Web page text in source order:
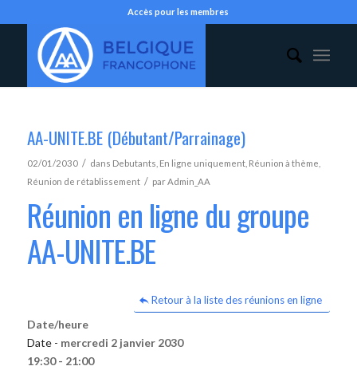
Accès pour les membres
AA-UNITE.BE (Débutant/Parrainage)
02/01/2030 / dans Debutants En ligne uniquement, Réunion à thème
Réunion de rétablissement / parAdmin_AA
Réunion en ligne du groupe
AA-UNITE.BE
Retour à la liste des réunions en ligne
Date/heure
Date - mercredi 2 janvier 2030
19:30 - 21:00